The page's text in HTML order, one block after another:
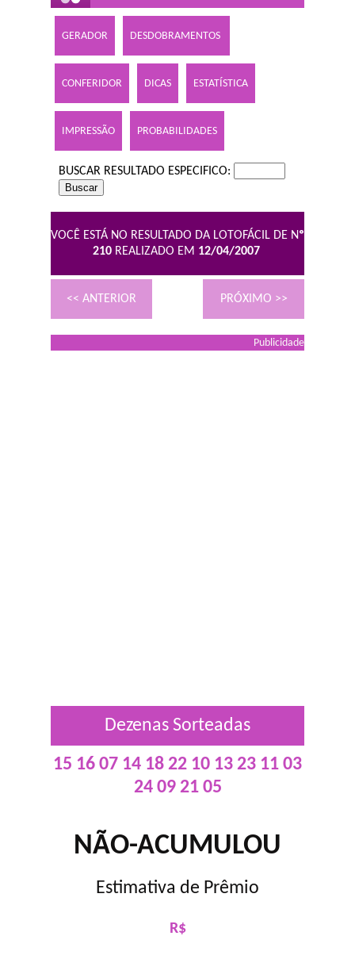
GERADOR DESDOBRAMENTOS
CONFERIDOR DICAS ESTATÍSTICA
IMPRESSÃO PROBABILIDADES
BUSCAR RESULTADO ESPECIFICO:
VOCÊ ESTÁ NO RESULTADO DA LOTOFÁCIL DE Nº
210 REALIZADO EM 12/04/2007
<< ANTERIOR PRÓXIMO >>
Publicidade
Dezenas Sorteadas
15 16 07 14 18 22 10 13 23 11 03
24 09 21 05
NÃO-ACUMULOU
Estimativa de Prêmio
R$